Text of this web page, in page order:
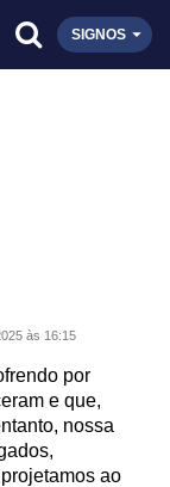
SIGNOS
às 16:15
por
e que,
nossa
ao